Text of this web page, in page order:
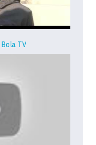
TV